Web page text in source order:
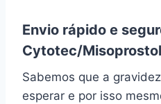
Envio rápido e
Cytotec/Misoprostol
Sabemos que a
esperar e por isso